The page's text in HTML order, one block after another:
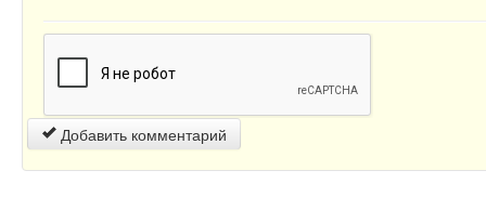
Добавить комментарий